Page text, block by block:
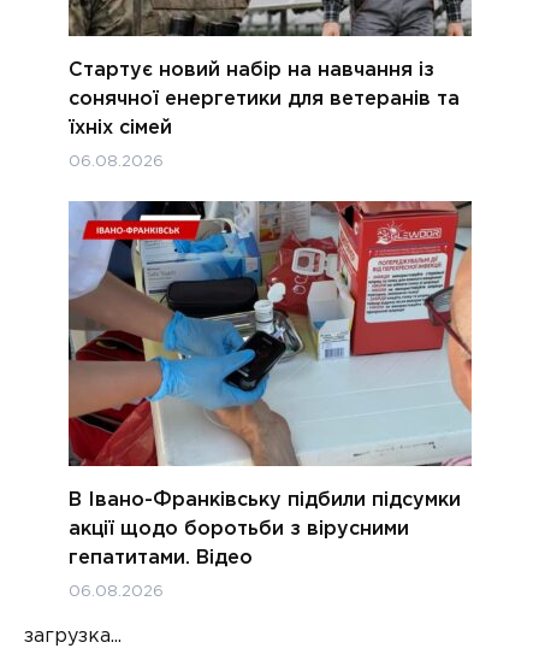
Стартує новий набір на навчання із
сонячної енергетики для ветеранів та
їхніх сімей
06.08.2026
В Івано-Франківську підбили підсумки
акції щодо боротьби з вірусними
гепатитами. Відео
06.08.2026
загрузка...